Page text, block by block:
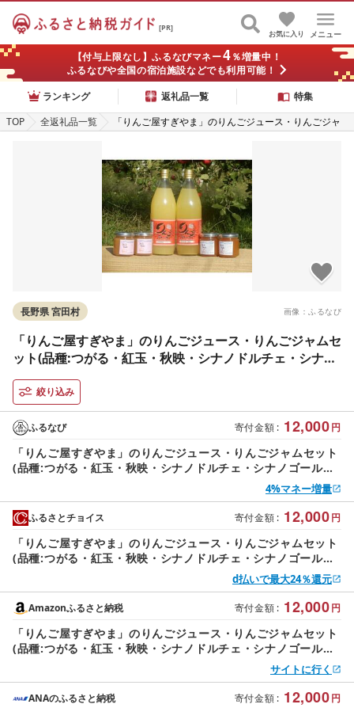
[PR]
メニュー
お気に入り
【付与上限なし】ふるなびマネー4％増量中！
ふるなびや全国の宿泊施設などでも利用可能！
ランキング
返礼品一覧
特集
TOP
全返礼品一覧
「りんご屋すぎやま」のりんごジュース・りんごジャ
シナノゴールド・シナノスイート・ふじ等)
画像：ふるなび
長野県 宮田村
「りんご屋すぎやま」のりんごジュース・りんごジャムセ
ット(品種:つがる・紅玉・秋映・シナノドルチェ・シナノ
ゴールド・シナノスイート・ふじ等)
絞り込み
寄付金額 : 12,000円
ふるなび
「りんご屋すぎやま」のりんごジュース・りんごジャムセット
(品種:つがる・紅玉・秋映・シナノドルチェ・シナノゴール
4%マネー増量
寄付金額 : 12,000円
ふるさとチョイス
「りんご屋すぎやま」のりんごジュース・りんごジャムセット
(品種:つがる・紅玉・秋映・シナノドルチェ・シナノゴール
d払いで最大24％還元
寄付金額 : 12,000円
Amazonふるさと納税
「りんご屋すぎやま」のりんごジュース・りんごジャムセット
(品種:つがる・紅玉・秋映・シナノドルチェ・シナノゴール
サイトに行く
寄付金額 : 12,000円
ANAのふるさと納税